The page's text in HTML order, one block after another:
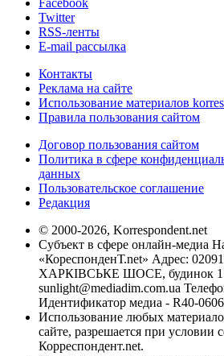
Twitter
RSS-ленты
E-mail рассылка
Контакты
Реклама на сайте
Использование материалов
Правила пользования сайтом
Договор пользования сайтом
Политика в сфере
данных
Пользовательское соглашение
Редакция
© 2000-2026, Korrespondent.net
Субъект в сфере онлайн-медиа
«КореспонденТ.net» Адрес:
ХАРКІВСЬКЕ ШОСЕ, будинок
sunlight@mediadim.com.ua
Идентификатор медиа - R40-
Использование любых
сайте, разрешается при условии
Корреспондент.net.